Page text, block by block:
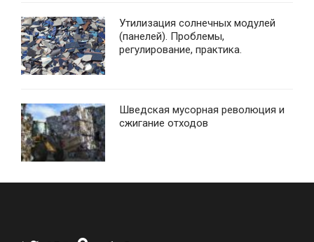
Утилизация солнечных модулей
(панелей). Проблемы,
регулирование, практика.
Шведская мусорная революция и
сжигание отходов